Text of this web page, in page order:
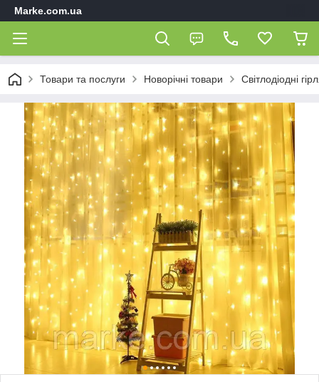
Marke.com.ua
Товари та послуги Новорічні товари Світлодіодні